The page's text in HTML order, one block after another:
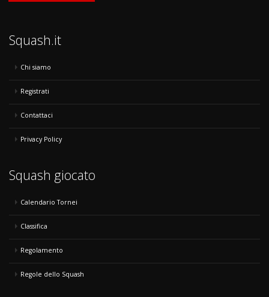
Squash.it
Chi siamo
Registrati
Contattaci
Privacy Policy
Squash giocato
Calendario Tornei
Classifica
Regolamento
Regole dello Squash